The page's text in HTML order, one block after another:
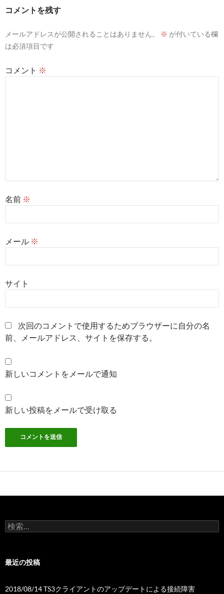
ョ
コメントを残す
メールアドレスが公開されることはありません。 ※ が付いている欄
は必須項目です
コメント ※
名前 ※
メール ※
サイト
次回のコメントで使用するためブラウザーに自分の名
前、メールアドレス、サイトを保存する。
新しいコメントをメールで通知
新しい投稿をメールで受け取る
検
索:
最近の投稿
2018/08/14 TS3クライアントのアップデートによる接続障害